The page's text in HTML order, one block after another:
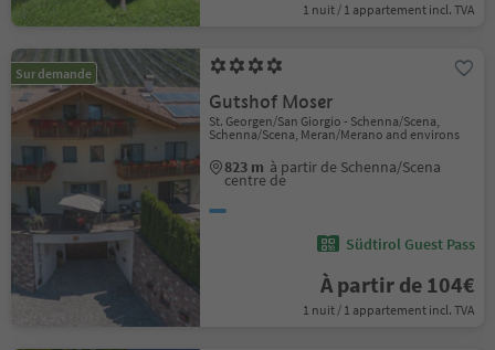
1 nuit / 1 appartement incl. TVA
Sur demande
Gutshof Moser
St. Georgen/San Giorgio - Schenna/Scena,
Schenna/Scena, Meran/Merano and environs
823 m à partir de Schenna/Scena
centre de
Südtirol Guest Pass
À partir de 104€
1 nuit / 1 appartement incl. TVA